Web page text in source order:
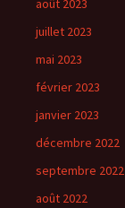
août 2023
juillet 2023
mai 2023
février 2023
janvier 2023
décembre 2022
septembre 2022
août 2022